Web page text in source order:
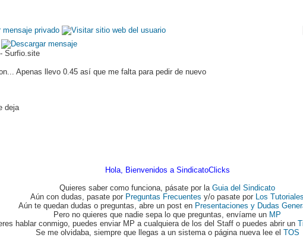
Surfio.site
Apenas llevo 0.45 así que me falta para pedir de nuevo
deja
Hola, Bienvenidos a SindicatoClicks
Quieres saber como funciona, pásate por la Guia del Sindicato
Aún con dudas, pasate por Preguntas Frecuentes y/o pasate por Los Tutoriales
Aún te quedan dudas o preguntas, abre un post en Presentaciones y Dudas
Pero no quieres que nadie sepa lo que preguntas, envíame un MP
hablar conmigo, puedes enviar MP a cualquiera de los del Staff o puedes abrir un
Se me olvidaba, siempre que llegas a un sistema o página nueva lee el TOS